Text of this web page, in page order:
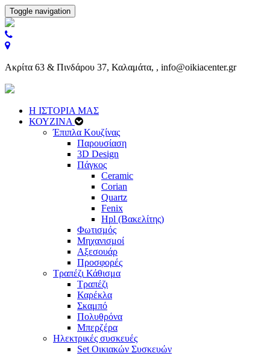
Toggle navigation
Ακρίτα 63 & Πινδάρου 37, Καλαμάτα, , info@oikiacenter.gr
Η ΙΣΤΟΡΙΑ ΜΑΣ
ΚΟΥΖΙΝΑ
Έπιπλα Κουζίνας
Παρουσίαση
3D Design
Πάγκος
Ceramic
Corian
Quartz
Fenix
Hpl (Βακελίτης)
Φωτισμός
Μηχανισμοί
Αξεσουάρ
Προσφορές
Τραπέζι Κάθισμα
Τραπέζι
Καρέκλα
Σκαμπό
Πολυθρόνα
Μπερζέρα
Ηλεκτρικές συσκευές
Set Οικιακών Συσκευών